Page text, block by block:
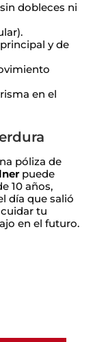
dobleces ni
y de
en el
póliza de
puede
10 años,
día que salió
tu
en el futuro.